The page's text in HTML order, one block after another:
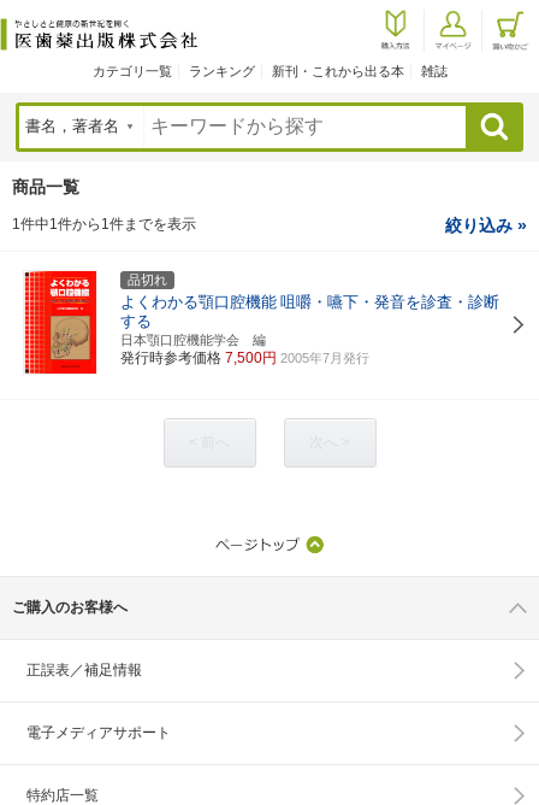
カテゴリ一覧 ランキング 新刊・これから出る本 雑誌
検索
商品一覧
1件中1件から1件までを表示 絞り込み »
品切れ
よくわかる顎口腔機能 咀嚼・嚥下・発音を診査・診断
する
日本顎口腔機能学会 編
発行時参考価格 7,500円 2005年7月発行
ご購入のお客様へ
正誤表／補足情報
電子メディアサポート
特約店一覧